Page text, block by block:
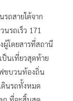
ถสายใต้จาก
นรถเร็ว 171
โดยสารที่สถานี
นเที่ยวสุดท้าย
ขบวนท้องถิ่น